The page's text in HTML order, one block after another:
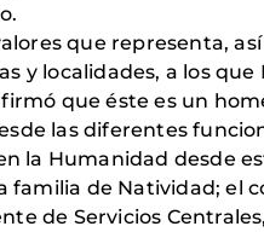
que representa,
y localidades, a los
que éste es un
las diferentes
la Humanidad desde
familia de Natividad; el
de Servicios